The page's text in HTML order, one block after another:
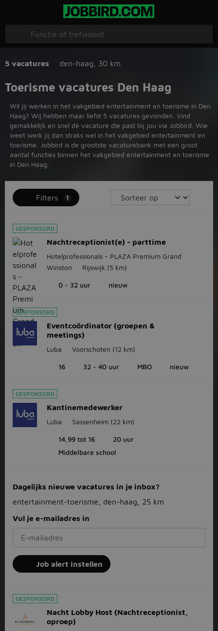
5 vacatures den-haag 30 km
Toerisme vacatures Den Haag
Wil jij werken in het vakgebied entertainment en toerisme in Den
Haag? Wij hebben maar liefst 5 vacatures gevonden. Vind
gemakkelijk en snel dé vacature die past bij jou via Jobbird. Wie
weet werk jij dan straks wel in het vakgebied entertainment en
toerisme. Jobbird is de grootste vacaturebank met een groot
aantal functies binnen het vakgebied entertainment en toerisme
in Den Haag.
Filters 1
GESPONSORD
Nachtreceptionist(e) - parttime
Hotelprofessionals - PLAZA Premium Grand
Winston
Rijswijk (5 km)
0 - 32 uur nieuw
GESPONSORD
Eventcoördinator (groepen &
meetings)
Luba Voorschoten (12 km)
16 32 - 40 uur MBO nieuw
GESPONSORD
Kantinemedewerker
Luba Sassenheim (22 km)
14,99 tot 16
20 uur
Middelbare school
Dagelijks nieuwe vacatures in je inbox?
entertainment-toerisme, den-haag, 25 km
Vul je e-mailadres in
Job alert instellen
GESPONSORD
Nacht Lobby Host (Nachtreceptionist,
oproep)